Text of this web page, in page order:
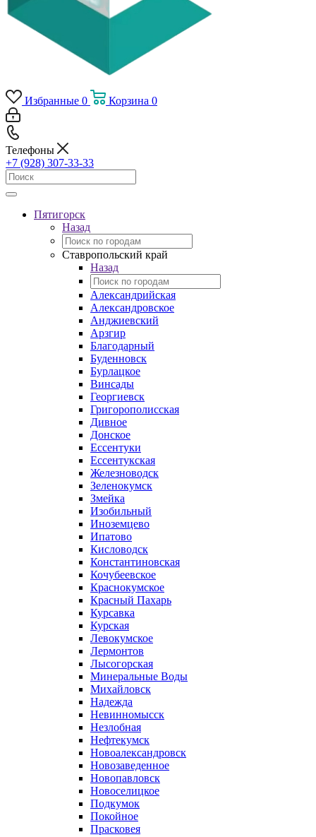
Избранные 0 Корзина 0
Телефоны
+7 (928) 307-33-33
Пятигорск
Назад
Ставропольский край
Назад
Александрийская
Александровское
Анджиевский
Арзгир
Благодарный
Буденновск
Бурлацкое
Винсады
Георгиевск
Григорополисская
Дивное
Донское
Ессентуки
Ессентукская
Железноводск
Зеленокумск
Змейка
Изобильный
Иноземцево
Ипатово
Кисловодск
Константиновская
Кочубеевское
Краснокумское
Красный Пахарь
Курсавка
Курская
Левокумское
Лермонтов
Лысогорская
Минеральные Воды
Михайловск
Надежда
Невинномысск
Незлобная
Нефтекумск
Новоалександровск
Новозаведенное
Новопавловск
Новоселицкое
Подкумок
Покойное
Прасковея